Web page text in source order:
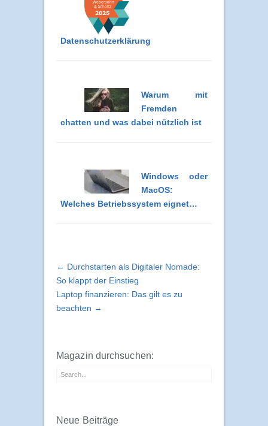
Datenschutzerklärung
Warum mit
Fremden
chatten und was dabei nützlich ist
Windows oder
MacOS:
Welches Betriebssystem eignet…
← Durchstarten als Digitaler Nomade:
So klappt der Einstieg
Laptop finanzieren: Das gilt es zu
beachten →
Magazin durchsuchen:
Neue Beiträge